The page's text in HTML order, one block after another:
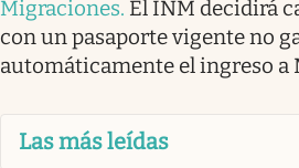
Migraciones. El INM decidirá
con un pasaporte vigente no
automáticamente el ingreso a
Las más leídas